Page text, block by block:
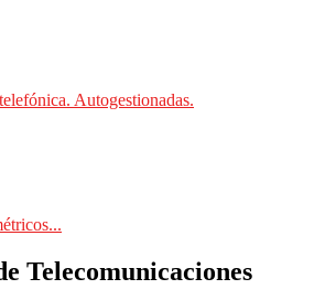
Autogestionadas.
Telecomunicaciones